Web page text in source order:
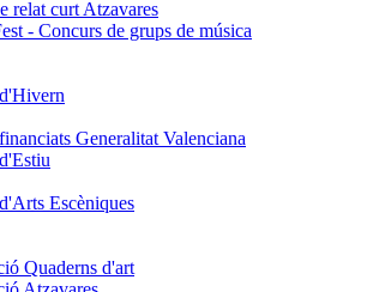
relat curt Atzavares
- Concurs de grups de música
Generalitat Valenciana
Escèniques
Quaderns d'art